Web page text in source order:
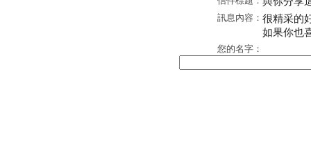
訊息內容： 很精采的
如果你也
您的名字：